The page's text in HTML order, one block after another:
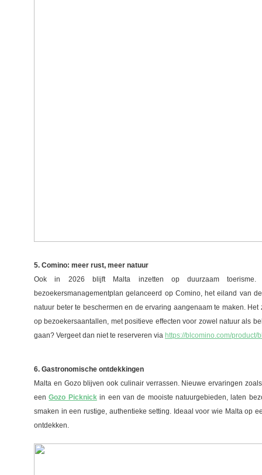
5. Comino: meer rust, meer natuur
Ook in 2026 blijft Malta inzetten op duurzaam
bezoekersmanagementplan gelanceerd op Comino, het eiland van
natuur beter te beschermen en de ervaring aangenaam te maken.
op bezoekersaantallen, met positieve effecten voor zowel natuur als
gaan? Vergeet dan niet te reserveren via https://blcomino.com/product/
6. Gastronomische ontdekkingen
Malta en Gozo blijven ook culinair verrassen. Nieuwe ervaringen
eenGozo Picknickin een van de mooiste natuurgebieden, laten
smaken in een rustige, authentieke setting. Ideaal voor wie Malta op
ontdekken.